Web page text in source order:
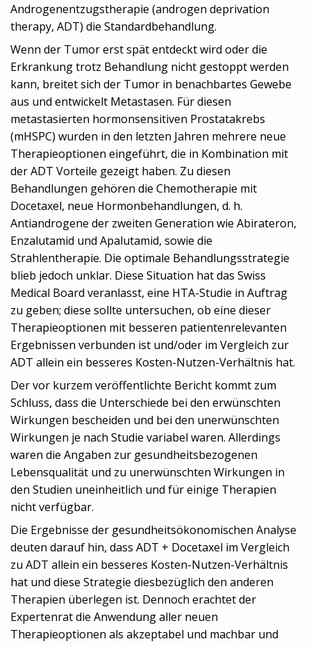
Androgenentzugstherapie (androgen deprivation
therapy, ADT) die Standardbehandlung.
Wenn der Tumor erst spät entdeckt wird oder die
Erkrankung trotz Behandlung nicht gestoppt werden
kann, breitet sich der Tumor in benachbartes Gewebe
aus und entwickelt Metastasen. Für diesen
metastasierten hormonsensitiven Prostatakrebs
(mHSPC) wurden in den letzten Jahren mehrere neue
Therapieoptionen eingeführt, die in Kombination mit
der ADT Vorteile gezeigt haben. Zu diesen
Behandlungen gehören die Chemotherapie mit
Docetaxel, neue Hormonbehandlungen, d. h.
Antiandrogene der zweiten Generation wie Abirateron,
Enzalutamid und Apalutamid, sowie die
Strahlentherapie. Die optimale Behandlungsstrategie
blieb jedoch unklar. Diese Situation hat das Swiss
Medical Board veranlasst, eine HTA-Studie in Auftrag
zu geben; diese sollte untersuchen, ob eine dieser
Therapieoptionen mit besseren patientenrelevanten
Ergebnissen verbunden ist und/oder im Vergleich zur
ADT allein ein besseres Kosten-Nutzen-Verhältnis hat.
Der vor kurzem veröffentlichte Bericht kommt zum
Schluss, dass die Unterschiede bei den erwünschten
Wirkungen bescheiden und bei den unerwünschten
Wirkungen je nach Studie variabel waren. Allerdings
waren die Angaben zur gesundheitsbezogenen
Lebensqualität und zu unerwünschten Wirkungen in
den Studien uneinheitlich und für einige Therapien
nicht verfügbar.
Die Ergebnisse der gesundheitsökonomischen Analyse
deuten darauf hin, dass ADT + Docetaxel im Vergleich
zu ADT allein ein besseres Kosten-Nutzen-Verhältnis
hat und diese Strategie diesbezüglich den anderen
Therapien überlegen ist. Dennoch erachtet der
Expertenrat die Anwendung aller neuen
Therapieoptionen als akzeptabel und machbar und